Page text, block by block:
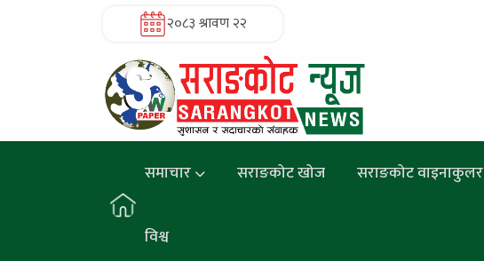
२०८३ श्रावण २२
समाचार सराङकोट खोज सराङकोट वाइनाकुलर
विश्व